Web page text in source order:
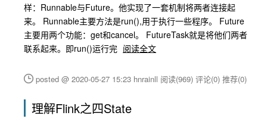
样：Runnable与Future。他实现了一套机制将两者连接起
来。 Runnable主要方法是run(),用于执行一些程序。 Future
主要用两个功能：get和cancel。 FutureTask就是将他们两者
联系起来。即run()运行完 阅读全文
posted @ 2020-05-27 15:23 hnrainll 阅读(969) 评论(0) 推荐(0)
理解Flink之四State